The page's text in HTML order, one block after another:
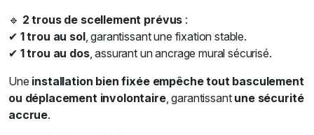
🔹 2 trous de scellement prévus :
✔ 1 trou au sol, garantissant une fixation stable.
✔ 1 trou au dos, assurant un ancrage mural sécurisé.
Une installation bien fixée empêche tout basculement
ou déplacement involontaire, garantissant une sécurité
accrue.